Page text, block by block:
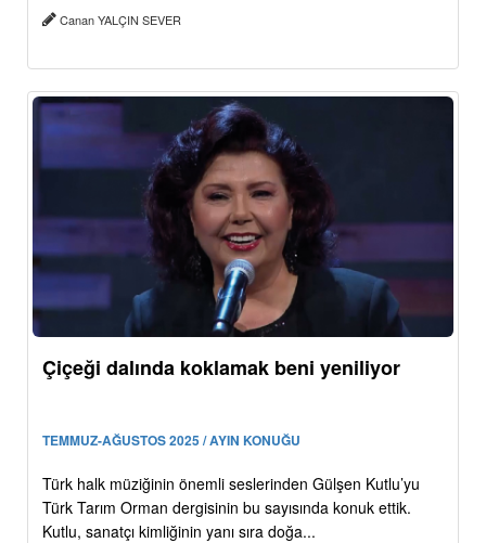
Canan YALÇIN SEVER
Çiçeği dalında koklamak beni yeniliyor
TEMMUZ-AĞUSTOS 2025 / AYIN KONUĞU
Türk halk müziğinin önemli seslerinden Gülşen Kutlu’yu
Türk Tarım Orman dergisinin bu sayısında konuk ettik.
Kutlu, sanatçı kimliğinin yanı sıra doğa...